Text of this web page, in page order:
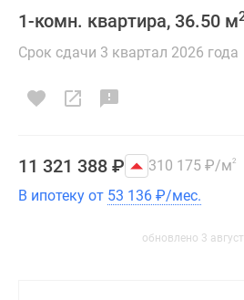
1-комн. квартира, 36.50 м
Срок сдачи 3 квартал 2026 года
11 321 388 ₽ 310 175 ₽/м2
В ипотеку от 53 136 ₽/мес.
обновлено 3